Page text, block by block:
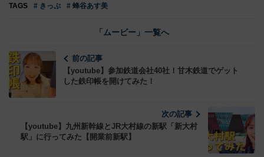
TAGS # きっぷ # 蜂谷あす美
「ムービー」一覧へ
前の記事
【youtube】参加鉄道会社40社！甘木鉄道でゲット
した鉄印帳を開けてみた！
次の記事
【youtube】九州新幹線とJR大村線の新駅「新大村
駅」に行ってみた【開業前新駅】